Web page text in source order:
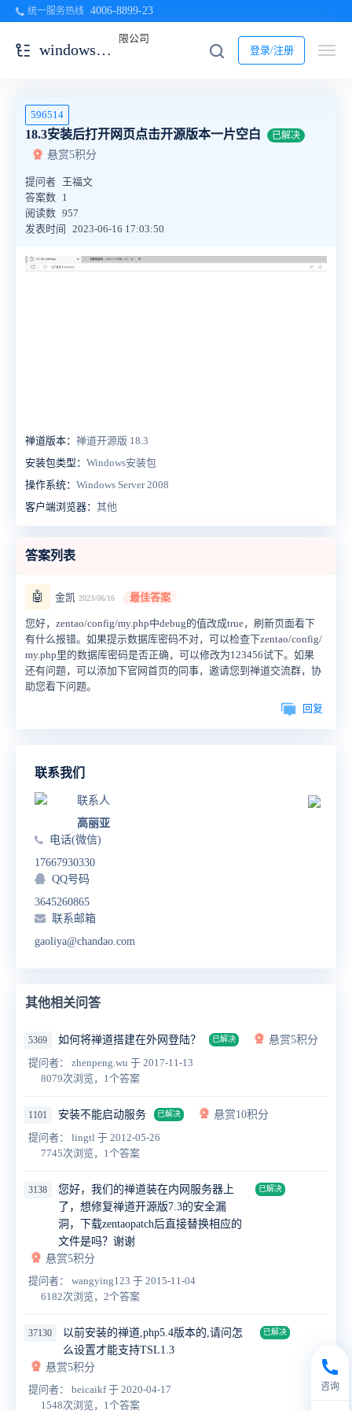
统一服务热线 4006-8899-23
登录/注册
windows一键安装包
596514
18.3安装后打开网页点击开源版本一片空白 已解决
悬赏5积分
提问者 王福文
答案数 1
阅读数 957
发表时间
2023-06-16 17:03:50
禅道版本： 禅道开源版 18.3
安装包类型： Windows安装包
操作系统： Windows Server 2008
客户端浏览器： 其他
答案列表
🤖 金凯 2023/06/16 最佳答案
您好，zentao/config/my.php中debug的值改成true，刷新页面看下
有什么报错。如果提示数据库密码不对，可以检查下zentao/config/
my.php里的数据库密码是否正确，可以修改为123456试下。如果
还有问题，可以添加下官网首页的同事，邀请您到禅道交流群，协
助您看下问题。
回复
联系我们
联系人
高丽亚
电话(微信)
17667930330
QQ号码
3645260865
联系邮箱
gaoliya@chandao.com
其他相关问答
5369 如何将禅道搭建在外网登陆？ 已解决
悬赏5积分
提问者： zhenpeng.wu 于 2017-11-13
8079次浏览，1个答案
1101 安装不能启动服务 已解决
悬赏10积分
提问者： lingtl 于 2012-05-26
7745次浏览，1个答案
3138
您好，我们的禅道装在内网服务器上
了，想修复禅道开源版7.3的安全漏
洞，下载zentaopatch后直接替换相应的
文件是吗？谢谢
已解决
悬赏5积分
提问者： wangying123 于 2015-11-04
6182次浏览，2个答案
37130
以前安装的禅道,php5.4版本的,请问怎
么设置才能支持TSL1.3
已解决
悬赏5积分
提问者： beicaikf于 2020-04-17
1548次浏览，1个答案
咨询